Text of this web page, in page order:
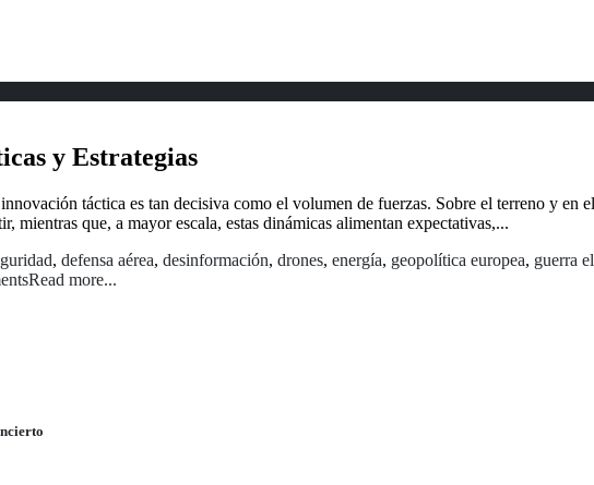
y Estrategias
táctica es tan decisiva como el volumen de fuerzas. Sobre el terreno y en
mientras que, a mayor escala, estas dinámicas alimentan expectativas,...
, defensa aérea, desinformación, drones, energía, geopolítica europea, guerra
Read more...